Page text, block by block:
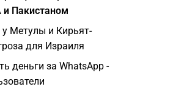
и Пакистаном
у Метулы и Кирьят-
для Израиля
деньги за WhatsApp -